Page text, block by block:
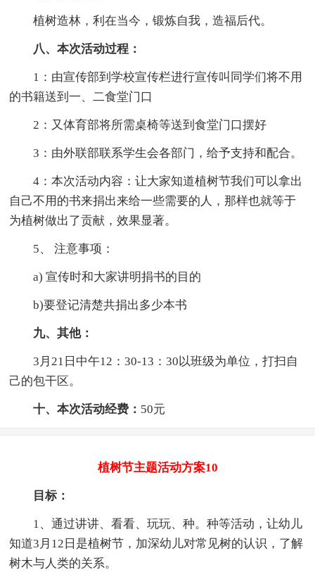
植树造林，利在当今，锻炼自我，造福后代。
八、本次活动过程：
1：由宣传部到学校宣传栏进行宣传叫同学们将不用
的书籍送到一、二食堂门口
2：又体育部将所需桌椅等送到食堂门口摆好
3：由外联部联系学生会各部门，给予支持和配合。
4：本次活动内容：让大家知道植树节我们可以拿出
自己不用的书来捐出来给一些需要的人，那样也就等于
为植树做出了贡献，效果显著。
5、 注意事项：
a) 宣传时和大家讲明捐书的目的
b)要登记清楚共捐出多少本书
九、其他：
3月21日中午12：30-13：30以班级为单位，打扫自
己的包干区。
十、本次活动经费： 50元
植树节主题活动方案10
目标：
1、通过讲讲、看看、玩玩、种。种等活动，让幼儿
知道3月12日是植树节，加深幼儿对常见树的认识，了解
树木与人类的关系。